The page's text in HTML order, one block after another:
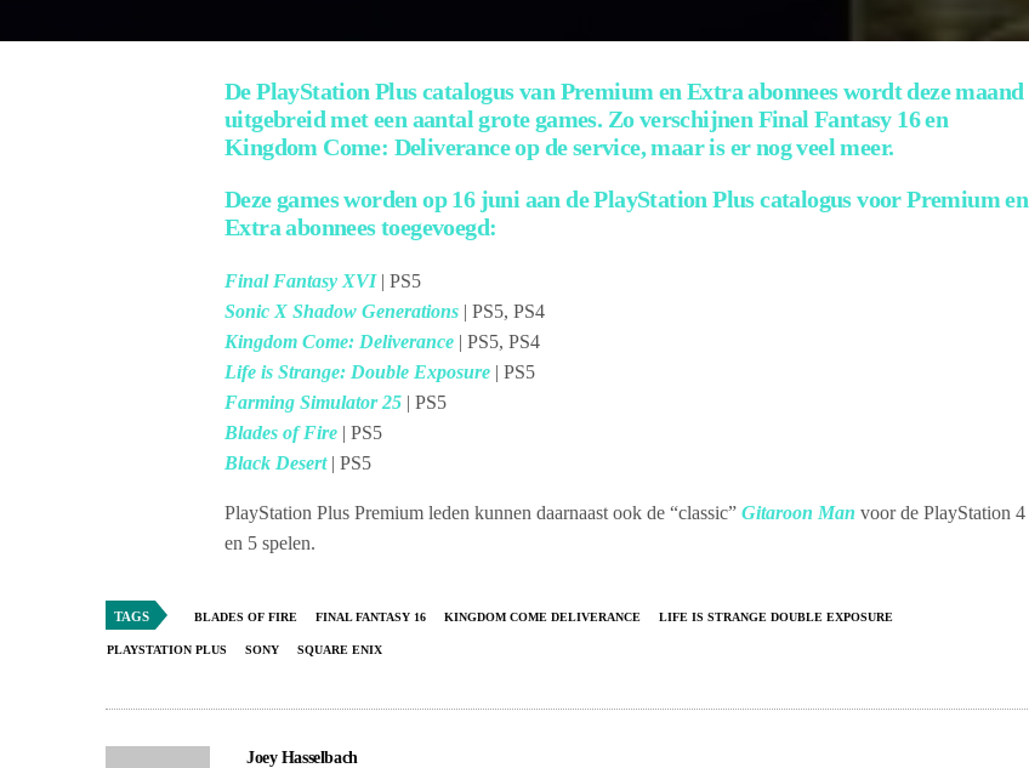
De PlayStation Plus catalogus van Premium en Extra abonnees wordt deze maand
uitgebreid met een aantal grote games. Zo verschijnen Final Fantasy 16 en
Kingdom Come: Deliverance op de service, maar is er nog veel meer.
Deze games worden op 16 juni aan de PlayStation Plus catalogus voor Premium en
Extra abonnees toegevoegd:
Final Fantasy XVI| PS5
Sonic X Shadow Generations | PS5, PS4
Kingdom Come: Deliverance | PS5, PS4
Life is Strange: Double Exposure | PS5
Farming Simulator 25 | PS5
Blades of Fire | PS5
Black Desert| PS5
PlayStation Plus Premium leden kunnen daarnaast ook de “classic”Gitaroon Man voor de PlayStation 4
en 5 spelen.
TAGS BLADES OF FIRE FINAL FANTASY 16 KINGDOM COME DELIVERANCE LIFE IS STRANGE DOUBLE EXPOSURE
PLAYSTATION PLUS SONY SQUARE ENIX
Joey Hasselbach